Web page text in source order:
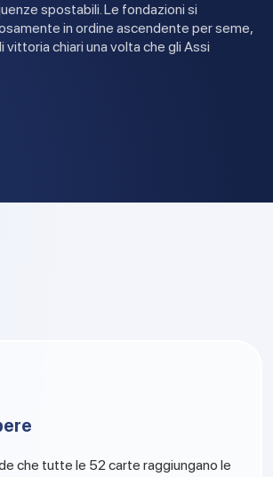
spostabili. Le fondazioni si
in ordine ascendente per seme,
vittoria chiari una volta che gli Assi
che tutte le 52 carte raggiungano le